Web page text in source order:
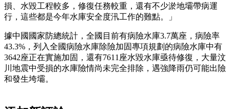
損、水毀工程較多，修復任務較重，還有不少淤地壩帶病運
行，這些都是今年水庫安全度汛工作的難點。」
據中國國家防總統計，全國目前有病險水庫3.7萬座，病險率
43.3%，列入全國病險水庫除險加固專項規劃的病險水庫中有
3642座正在實施加固，還有7611座水毀水庫亟待修復，大量汶
川地震中受損的水庫險情尚未完全排除，遇強降雨仍可能出險
和發生垮壩。